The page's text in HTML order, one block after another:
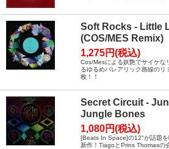
Soft Rocks - Little
(COS/MES Remix)
1,275円(税込)
Cos/Mesによる妖艶でサイケな
るゆるめバレアリック路線のリ
枚！！
Secret Circuit -
Jungle Bones
1,080円(税込)
[Beats In Space]の12"が話題
新作！TiagoとPrins Thomasの